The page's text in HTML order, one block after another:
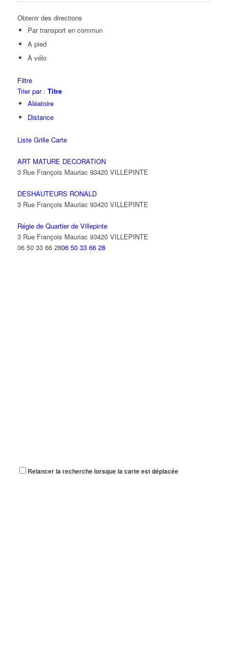
Obtenir des directions
Par transport en commun
A pied
À vélo
Filtre
Trier par : Titre
Aléatoire
Distance
Liste Grille Carte
ART MATURE DECORATION
3 Rue François Mauriac 93420 VILLEPINTE
DESHAUTEURS RONALD
3 Rue François Mauriac 93420 VILLEPINTE
Régie de Quartier de Villepinte
3 Rue François Mauriac 93420 VILLEPINTE
06 50 33 66 2806 50 33 66 28
Relancer la recherche lorsque la carte est déplacée